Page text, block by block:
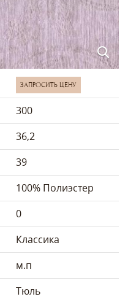
ЗАПРОСИТЬ ЦЕНУ
300
36,2
39
100% Полиэстер
0
Классика
м.п
Тюль